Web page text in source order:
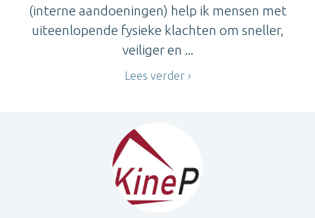
(interne aandoeningen) help ik mensen met
uiteenlopende fysieke klachten om sneller,
veiliger en ...
Lees verder